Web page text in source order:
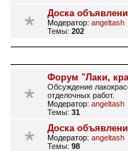
Доска
Модератор: angeltash
Темы: 202
Форум "Лаки,
Обсуждение
отделочных работ.
Модератор: angeltash
Темы: 31
Доска
Модератор: angeltash
Темы: 98